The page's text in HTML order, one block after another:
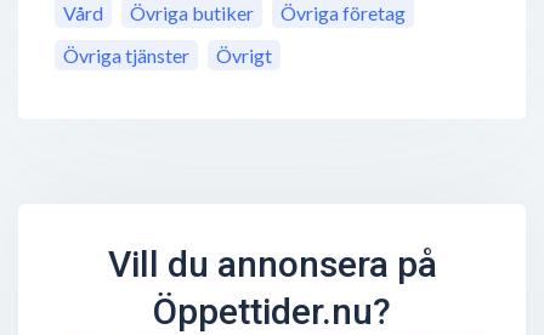
Vård
Övriga butiker
Övriga företag
Övriga tjänster
Övrigt
Vill du annonsera på
Öppettider.nu?